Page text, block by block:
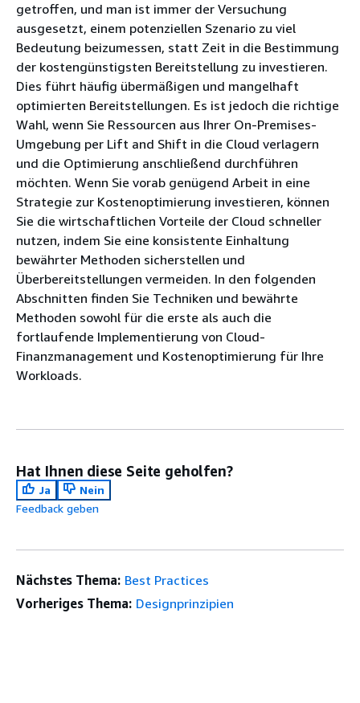
getroffen, und man ist immer der Versuchung
ausgesetzt, einem potenziellen Szenario zu viel
Bedeutung beizumessen, statt Zeit in die Bestimmung
der kostengünstigsten Bereitstellung zu investieren.
Dies führt häufig übermäßigen und mangelhaft
optimierten Bereitstellungen. Es ist jedoch die richtige
Wahl, wenn Sie Ressourcen aus Ihrer On-Premises-
Umgebung per Lift and Shift in die Cloud verlagern
und die Optimierung anschließend durchführen
möchten. Wenn Sie vorab genügend Arbeit in eine
Strategie zur Kostenoptimierung investieren, können
Sie die wirtschaftlichen Vorteile der Cloud schneller
nutzen, indem Sie eine konsistente Einhaltung
bewährter Methoden sicherstellen und
Überbereitstellungen vermeiden. In den folgenden
Abschnitten finden Sie Techniken und bewährte
Methoden sowohl für die erste als auch die
fortlaufende Implementierung von Cloud-
Finanzmanagement und Kostenoptimierung für Ihre
Workloads.
Hat Ihnen diese Seite geholfen?
Ja
Nein
Feedback geben
Nächstes Thema: Best Practices
Vorheriges Thema: Designprinzipien